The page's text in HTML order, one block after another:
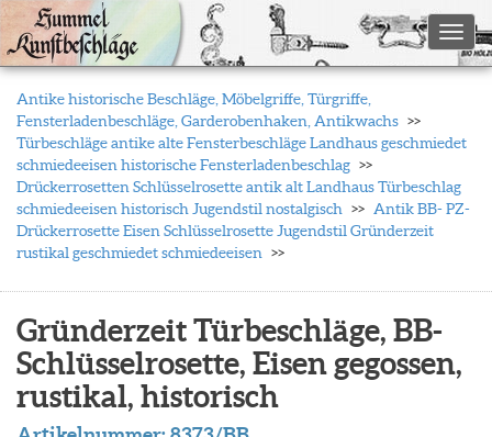
Antike historische Beschläge, Möbelgriffe, Türgriffe,
Fensterladenbeschläge, Garderobenhaken, Antikwachs
Türbeschläge antike alte Fensterbeschläge Landhaus geschmiedet
schmiedeeisen historische Fensterladenbeschlag
Drückerrosetten Schlüsselrosette antik alt Landhaus Türbeschlag
schmiedeeisen historisch Jugendstil nostalgisch
Antik BB- PZ-
Drückerrosette Eisen Schlüsselrosette Jugendstil Gründerzeit
rustikal geschmiedet schmiedeeisen
Gründerzeit Türbeschläge, BB-
Schlüsselrosette, Eisen gegossen,
rustikal, historisch